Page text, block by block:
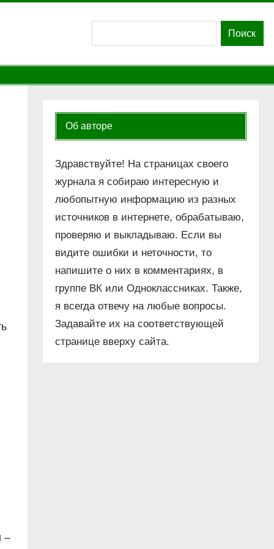
Поиск
–
Об авторе
Здравствуйте! На страницах своего
журнала я собираю интересную и
любопытную информацию из разных
источников в интернете, обрабатываю,
проверяю и выкладываю. Если вы
видите ошибки и неточности, то
напишите о них в комментариях, в
группе ВК или Одноклассниках. Также,
я всегда отвечу на любые вопросы.
Задавайте их на соответствующей
странице вверху сайта.